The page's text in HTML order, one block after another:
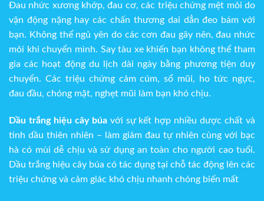
Đau nhức xương khớp, đau cơ, các triệu chứng mệt mỏi do
vận động nặng hay các chấn thương dai dẳn đeo bám với
bạn. Không thể ngủ yên do các cơn đau gây nên, đau nhức
mỏi khi chuyển mình. Say tàu xe khiến bạn không thể tham
gia các hoạt động du lịch dài ngày bằng phương tiện duy
chuyển. Các triệu chứng cảm cúm, sổ mũi, ho tức ngực,
đau đầu, chóng mặt, nghẹt mũi làm bạn khó chịu.
Dầu trắng hiệu cây búavới sự kết hợp nhiều dược chất và
tinh dầu thiên nhiên – làm giảm đau tự nhiên cùng với bạc
hà có mùi dễ chịu và sử dụng an toàn cho người cao tuổi.
Dầu trắng hiệu cây búa có tác dụng tại chỗ tác động lên các
triệu chứng và cảm giác khó chịu nhanh chóng biến mất